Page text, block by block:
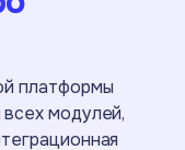
платформы
модулей,